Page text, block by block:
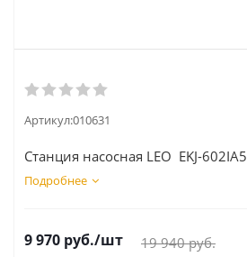
Артикул:010631
Станция насосная LEO EKJ-602IA5
Подробнее
9 970 руб./шт 19 940руб.